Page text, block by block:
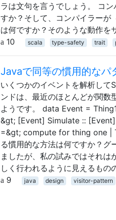
ラは文句を言うでしょう。 コ
すか？そして、コンパイラーが
は何ですか？そのような動作を
10
scala type-safety trait
Javaで同等の慣用的なパ
いくつかのイベントを解析して
ンドは、最近のほとんどが関数
ようです。 data Event =
&gt; [Event] Simulate ::
=&gt; compute for thing one |
る慣用的な方法は何ですか？グ
ましたが、私の試みではそれ
しく行われるように見えるもの
9
java design visitor-pattern